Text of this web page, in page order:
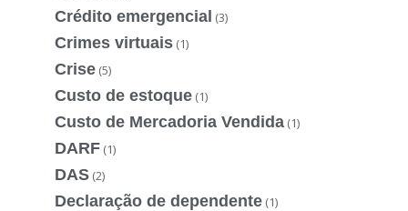
Crédito emergencial (3)
Crimes virtuais (1)
Crise (5)
Custo de estoque (1)
Custo de Mercadoria Vendida (1)
DARF (1)
DAS (2)
Declaração de dependente (1)